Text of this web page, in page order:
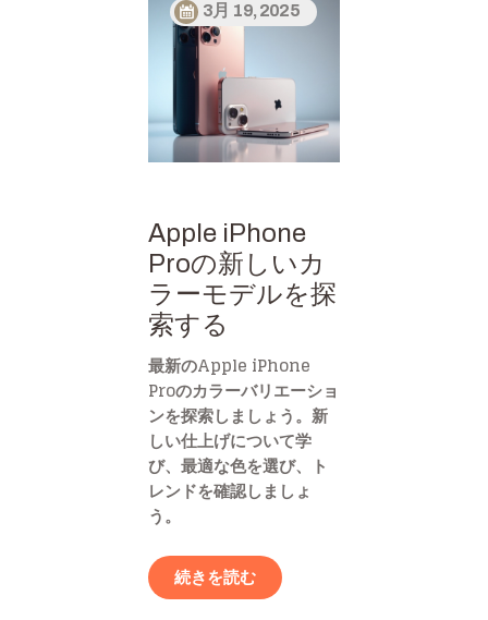
3月 19, 2025
Apple iPhone
Proの新しいカ
ラーモデルを探
索する
最新のApple iPhone
Proのカラーバリエーショ
ンを探索しましょう。新
しい仕上げについて学
び、最適な色を選び、ト
レンドを確認しましょ
う。
続きを読む